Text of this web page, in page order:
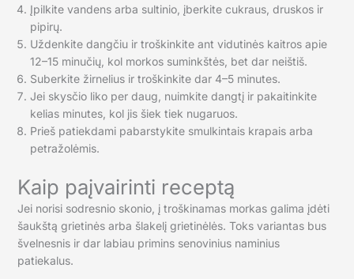
Įpilkite vandens arba sultinio, įberkite cukraus, druskos ir
pipirų.
Uždenkite dangčiu ir troškinkite ant vidutinės kaitros apie
12–15 minučių, kol morkos suminkštės, bet dar neištiš.
Suberkite žirnelius ir troškinkite dar 4–5 minutes.
Jei skysčio liko per daug, nuimkite dangtį ir pakaitinkite
kelias minutes, kol jis šiek tiek nugaruos.
Prieš patiekdami pabarstykite smulkintais krapais arba
petražolėmis.
Kaip paįvairinti receptą
Jei norisi sodresnio skonio, į troškinamas morkas galima įdėti
šaukštą grietinės arba šlakelį grietinėlės. Toks variantas bus
švelnesnis ir dar labiau primins senovinius naminius
patiekalus.